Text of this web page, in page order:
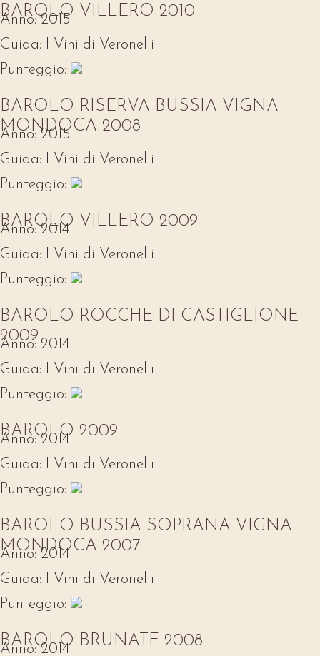
BAROLO VILLERO 2010
Anno: 2015
Guida:
I Vini di Veronelli
Punteggio:
BAROLO RISERVA BUSSIA VIGNA
MONDOCA 2008
Anno: 2015
Guida:
I Vini di Veronelli
Punteggio:
BAROLO VILLERO 2009
Anno: 2014
Guida:
I Vini di Veronelli
Punteggio:
BAROLO ROCCHE DI CASTIGLIONE
2009
Anno: 2014
Guida:
I Vini di Veronelli
Punteggio:
BAROLO 2009
Anno: 2014
Guida:
I Vini di Veronelli
Punteggio:
BAROLO BUSSIA SOPRANA VIGNA
MONDOCA 2007
Anno: 2014
Guida:
I Vini di Veronelli
Punteggio:
BAROLO BRUNATE 2008
Anno: 2014